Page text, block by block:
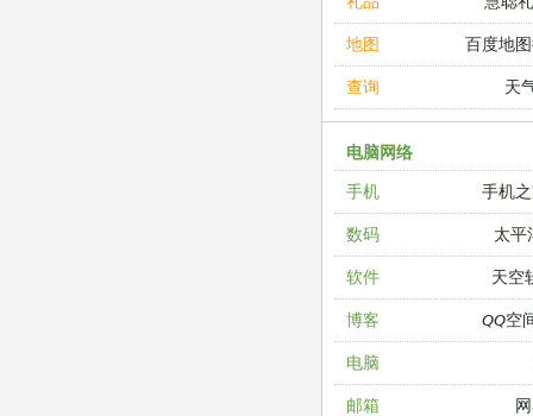
地图 百度地
查询 天
电脑网络
手机
手机
数码 太平
软件 天空
博客 QQ空
电脑
邮箱